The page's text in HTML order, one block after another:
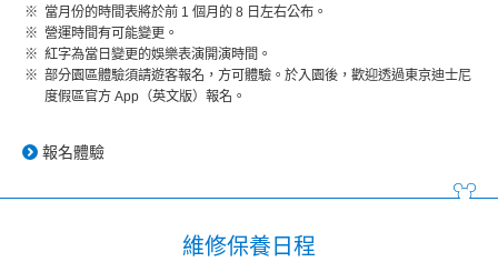
當月份的時間表將於前 1 個月的 8 日左右公布。
營運時間有可能變更。
紅字為當日變更的娛樂表演開演時間。
部分園區體驗須請遊客報名，方可體驗。於入園後，歡迎透過東京迪士尼
度假區官方 App（英文版）報名。
報名體驗
維修保養日程